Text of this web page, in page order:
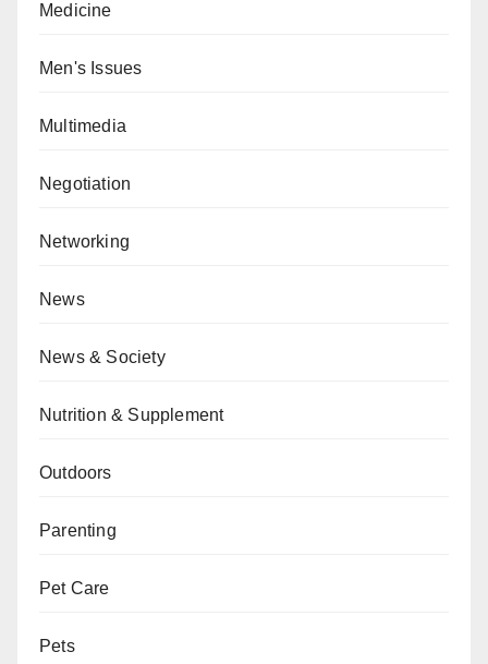
Medicine
Men's Issues
Multimedia
Negotiation
Networking
News
News & Society
Nutrition & Supplement
Outdoors
Parenting
Pet Care
Pets